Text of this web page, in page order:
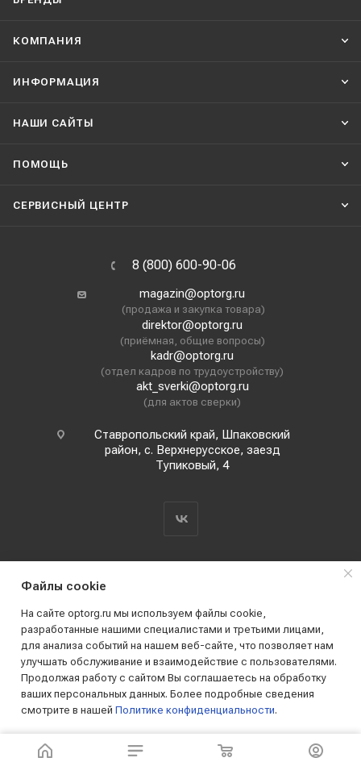
КОМПАНИЯ
ИНФОРМАЦИЯ
НАШИ CАЙТЫ
ПОМОЩЬ
СЕРВИСНЫЙ ЦЕНТР
8 (800) 600-90-06
magazin@optorg.ru
(продажа и закупка товара)
direktor@optorg.ru
(приёмная, общие вопросы)
kadr@optorg.ru
(отдел кадров по трудоустройству)
akt_sverki@optorg.ru
(для актов сверки)
Ставропольский край, Шпаковский
район, с. Верхнерусское, заезд
Тупиковый, 4
2019 - 2026 © АО КПК "Ставропольстройопторг"
Все права защищены
Файлы cookie
На сайте optorg.ru мы используем файлы cookie,
разработанные нашими специалистами и третьими лицами,
для анализа событий на нашем веб-сайте, что позволяет нам
улучшать обслуживание и взаимодействие с пользователями.
Продолжая работу с сайтом Вы соглашаетесь на обработку
ваших персональных данных. Более подробные сведения
смотрите в нашей Политике конфиденциальности.
ПРИНИМАЮ